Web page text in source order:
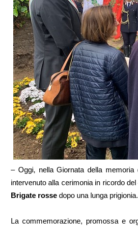
– Oggi, nella Giornata della
intervenuto alla cerimonia in ricordo
Brigate rosse dopo una lunga prigionia.
La commemorazione, promossa e